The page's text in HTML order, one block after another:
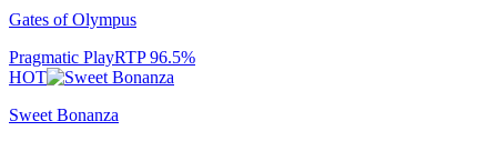
Gates of Olympus
Pragmatic PlayRTP96.5%
HOT
Sweet Bonanza